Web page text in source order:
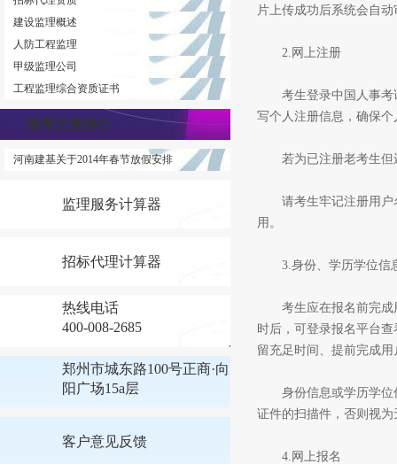
建设监理概述
人防工程监理
甲级监理公司
工程监理综合资质证书
推荐文章排行
河南建基关于2014年春节放假安排
监理服务计算器
招标代理计算器
热线电话
400-008-2685
郑州市城东路100号正商·向
阳广场15a层
客户意见反馈
片上传成功后系统会自
2.网上注册
考生登录中国人事考试
写个人注册信息，确保
若为已注册老考生但
请考生牢记注册用户名
用。
3.身份、学历学位信
考生应在报名前完成用
时后，可登录报名平台
留充足时间、提前完成
身份信息或学历学位信
证件的扫描件，否则视为
4.网上报名